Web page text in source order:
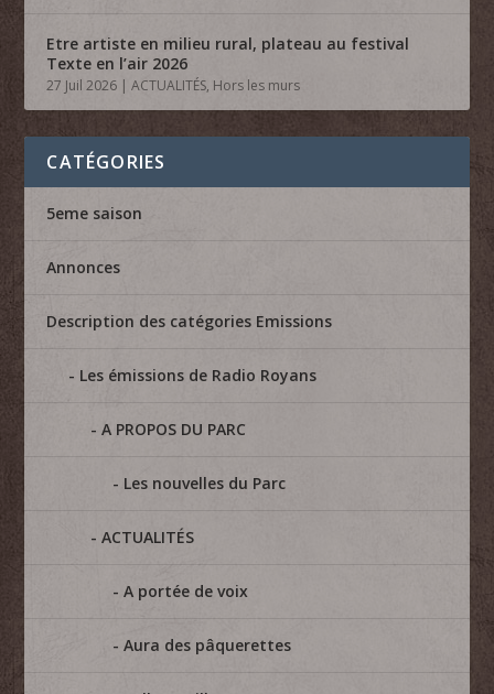
Etre artiste en milieu rural, plateau au festival
Texte en l’air 2026
27 Juil 2026 |ACTUALITÉS, Hors les murs
CATÉGORIES
5eme saison
Annonces
Description des catégories Emissions
Les émissions de Radio Royans
A PROPOS DU PARC
Les nouvelles du Parc
ACTUALITÉS
A portée de voix
Aura des pâquerettes